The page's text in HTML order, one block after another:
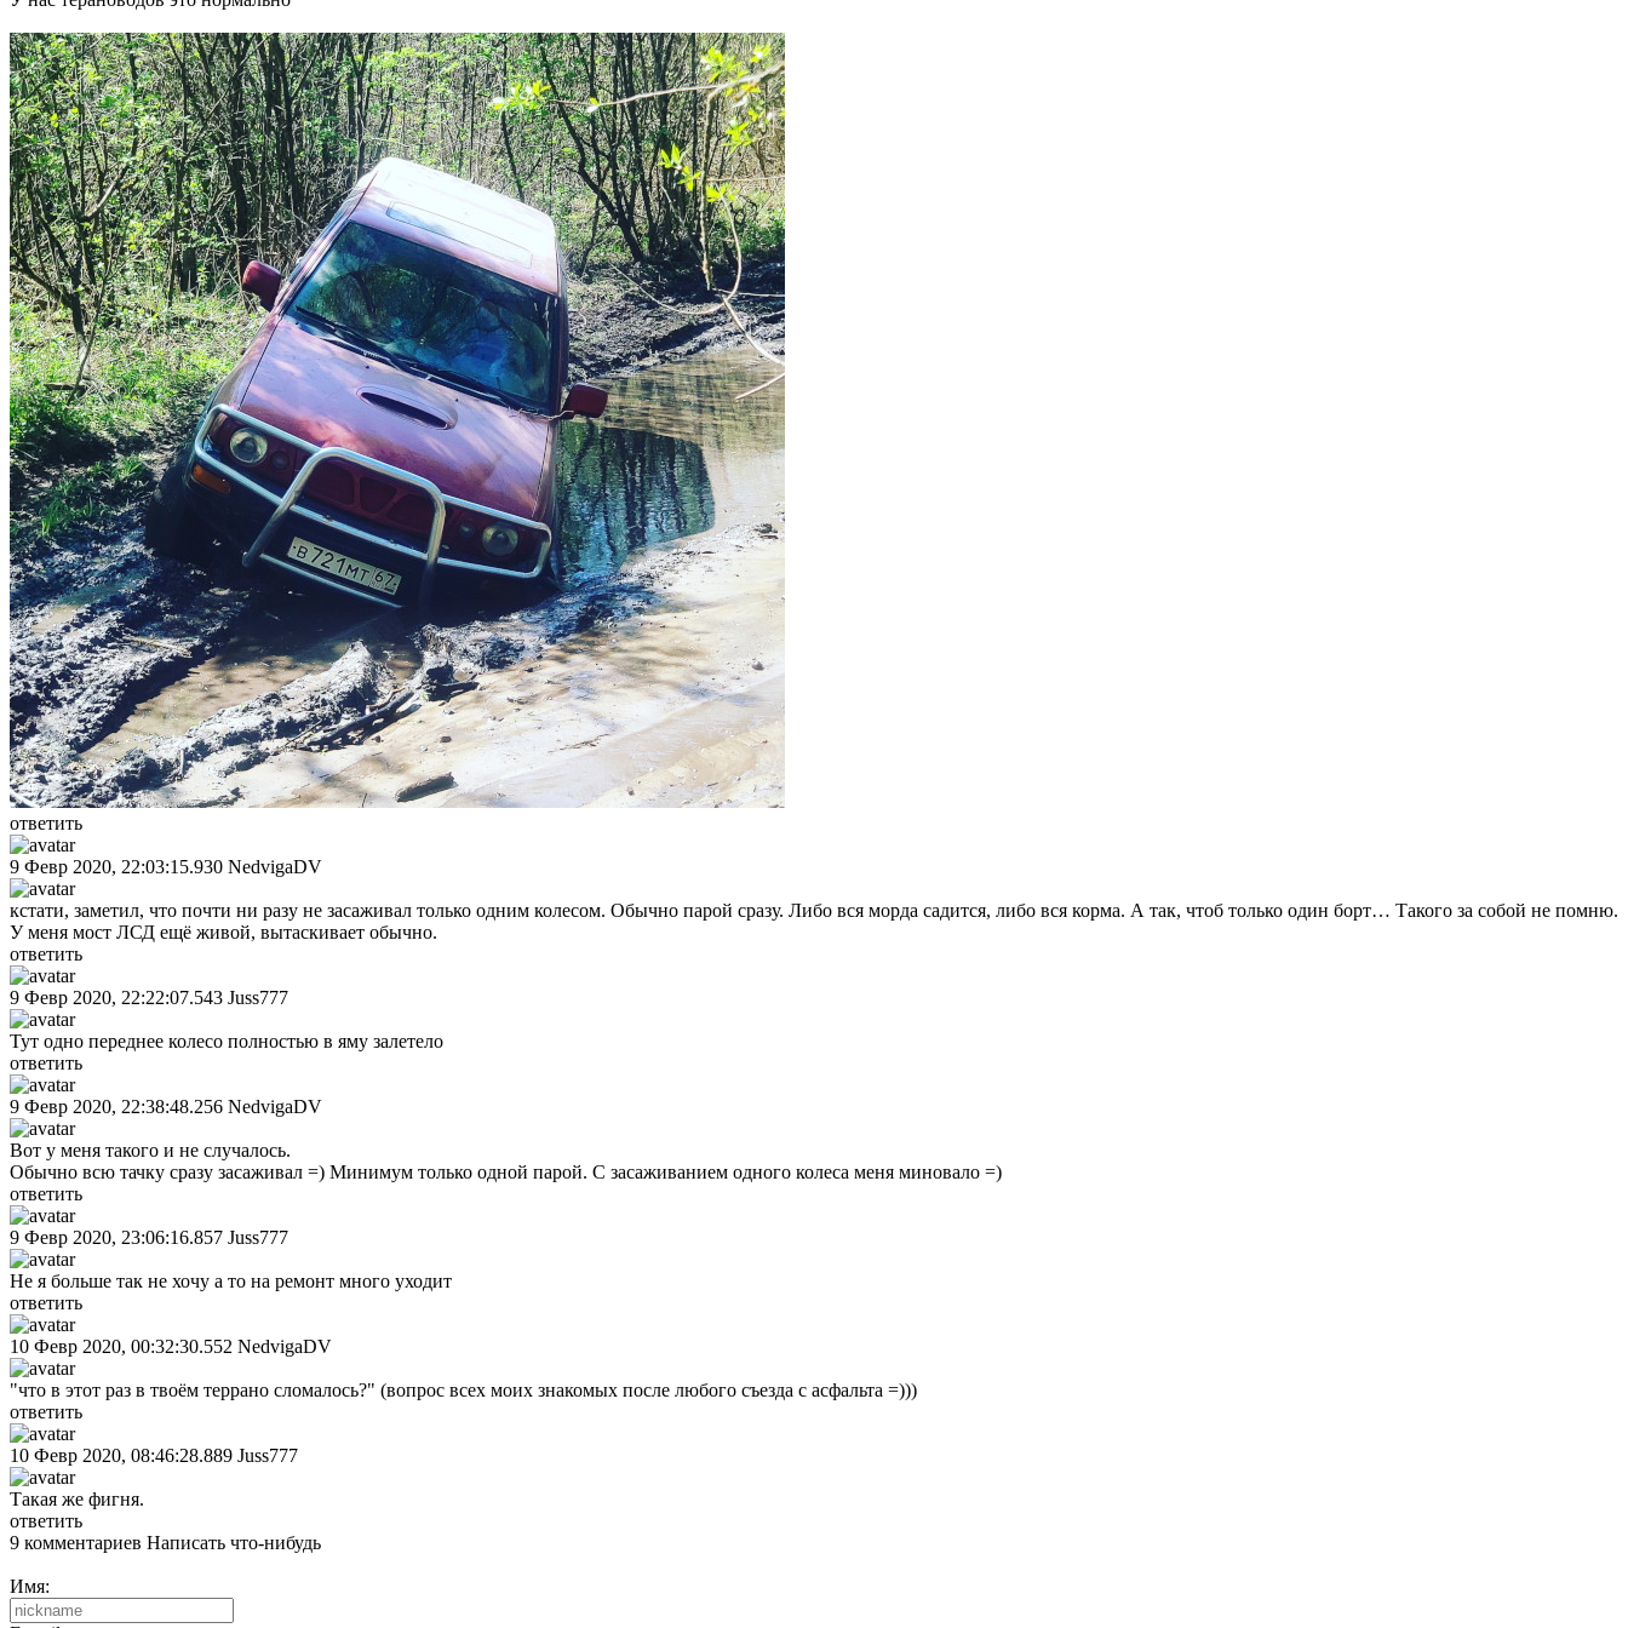
ответить
9 Февр 2020, 22:03:15.930 NedvigaDV
кстати, заметил, что почти ни разу не засаживал только одним колесом. Обычно парой сразу. Либо вся морда садится, либо вся корма. А так, чтоб только один борт… Такого за собой не помню.
У меня мост ЛСД ещё живой, вытаскивает обычно.
ответить
9 Февр 2020, 22:22:07.543 Juss777
Тут одно переднее колесо полностью в яму залетело
ответить
9 Февр 2020, 22:38:48.256 NedvigaDV
Вот у меня такого и не случалось.
Обычно всю тачку сразу засаживал =) Минимум только одной парой. С засаживанием одного колеса меня миновало =)
ответить
9 Февр 2020, 23:06:16.857 Juss777
Не я больше так не хочу а то на ремонт много уходит
ответить
10 Февр 2020, 00:32:30.552 NedvigaDV
"что в этот раз в твоём террано сломалось?" (вопрос всех моих знакомых после любого съезда с асфальта =)))
ответить
10 Февр 2020, 08:46:28.889 Juss777
Такая же фигня.
ответить
9 комментариев Написать что-нибудь
Имя: